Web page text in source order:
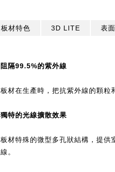
板材特色 3D LITE 表
阻隔99.5%的紫外線 ​
板材在生產時，把抗紫外線的顆粒
獨特的光線擴散效果​
板材特殊的微型多孔狀結構，提供
線。